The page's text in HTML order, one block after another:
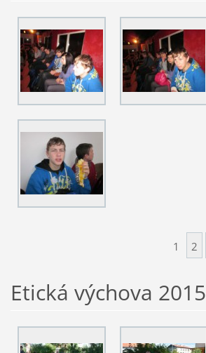
1 2
Etická výchova 2015